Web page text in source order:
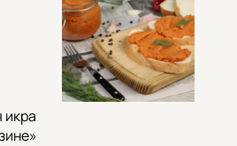
икра